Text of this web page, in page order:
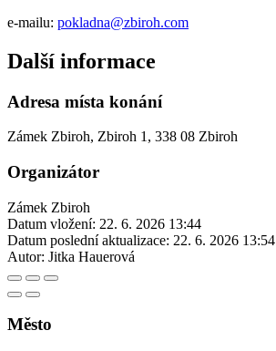
e-mailu: pokladna@zbiroh.com
Další informace
Adresa místa konání
Zámek Zbiroh, Zbiroh 1, 338 08 Zbiroh
Organizátor
Zámek Zbiroh
Datum vložení: 22. 6. 2026 13:44
Datum poslední aktualizace: 22. 6. 2026 13:54
Autor: Jitka Hauerová
Město